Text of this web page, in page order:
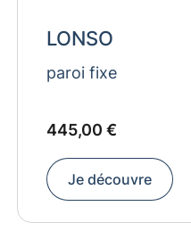
LONSO
paroi fixe
EUR
445
445,00 €
Je découvre